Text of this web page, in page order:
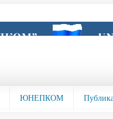
ЮНЕПКОМ